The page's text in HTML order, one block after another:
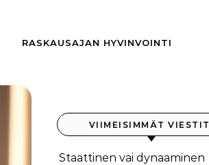
RASKAUSAJAN HYVINVOINTI
VIIMEISIMMÄT VIESTIT
Staattinen vai dynaaminen